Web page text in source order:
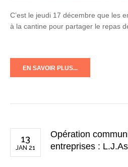
C’est le jeudi 17 décembre que les
à la cantine pour partager le repas
EN SAVOIR PLUS...
13
JAN 21
Opération
entreprises :